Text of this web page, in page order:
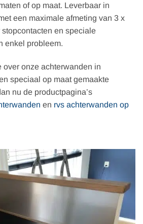
of op maat. Leverbaar in
een maximale afmeting van 3 x
stopcontacten en speciale
enkel probleem.
over onze achterwanden in
speciaal op maat gemaakte
nu de productpagina’s
en rvs achterwanden op